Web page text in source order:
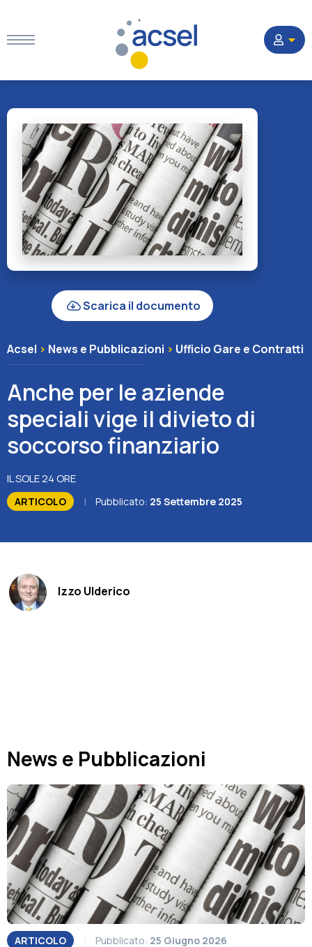
Settori
Corsi
Quesiti
La Società
Scarica il documento
Acsel > News e Pubblicazioni > Ufficio Gare e Contratti
Anche per le aziende
speciali vige il divieto di
soccorso finanziario
IL SOLE 24 ORE
ARTICOLO | Pubblicato: 25 Settembre 2025
Izzo Ulderico
News e Pubblicazioni
ARTICOLO Pubblicato: 25 Giugno 2026